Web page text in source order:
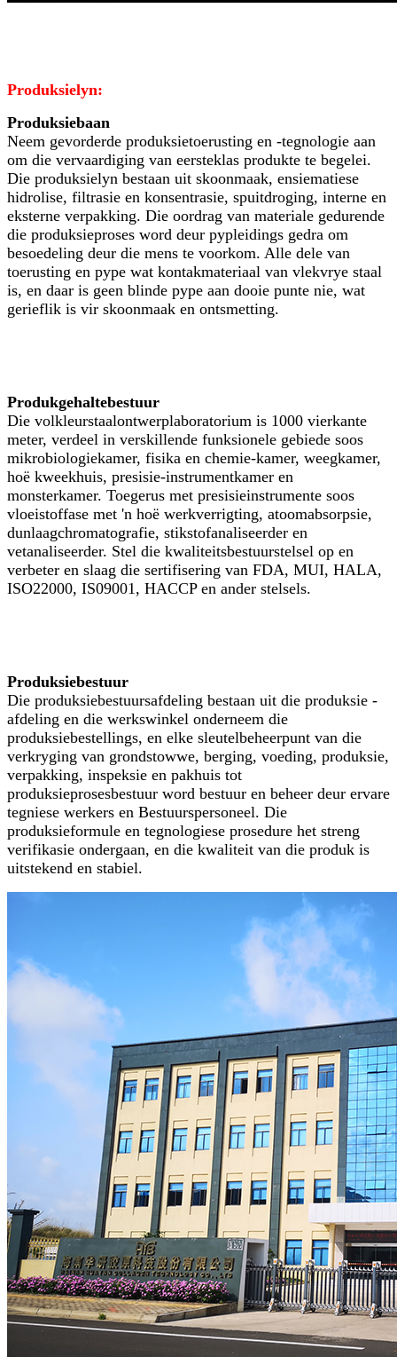
Produksielyn:
Produksiebaan
Neem gevorderde produksietoerusting en -tegnologie aan
om die vervaardiging van eersteklas produkte te begelei.
Die produksielyn bestaan ​​uit skoonmaak, ensiematiese
hidrolise, filtrasie en konsentrasie, spuitdroging, interne en
eksterne verpakking. Die oordrag van materiale gedurende
die produksieproses word deur pypleidings gedra om
besoedeling deur die mens te voorkom. Alle dele van
toerusting en pype wat kontakmateriaal van vlekvrye staal
is, en daar is geen blinde pype aan dooie punte nie, wat
gerieflik is vir skoonmaak en ontsmetting.
Produkgehaltebestuur
Die volkleurstaalontwerplaboratorium is 1000 vierkante
meter, verdeel in verskillende funksionele gebiede soos
mikrobiologiekamer, fisika en chemie-kamer, weegkamer,
hoë kweekhuis, presisie-instrumentkamer en
monsterkamer. Toegerus met presisieinstrumente soos
vloeistoffase met 'n hoë werkverrigting, atoomabsorpsie,
dunlaagchromatografie, stikstofanaliseerder en
vetanaliseerder. Stel die kwaliteitsbestuurstelsel op en
verbeter en slaag die sertifisering van FDA, MUI, HALA,
ISO22000, IS09001, HACCP en ander stelsels.
Produksiebestuur
Die produksiebestuursafdeling bestaan ​​uit die produksie -
afdeling en die werkswinkel onderneem die
produksiebestellings, en elke sleutelbeheerpunt van die
verkryging van grondstowwe, berging, voeding, produksie,
verpakking, inspeksie en pakhuis tot
produksieprosesbestuur word bestuur en beheer deur ervare
tegniese werkers en Bestuurspersoneel. Die
produksieformule en tegnologiese prosedure het streng
verifikasie ondergaan, en die kwaliteit van die produk is
uitstekend en stabiel.